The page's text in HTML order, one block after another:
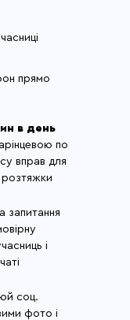
прямо
в день
по
вправ для
розтяжки
запитання
і
соц.
фото і